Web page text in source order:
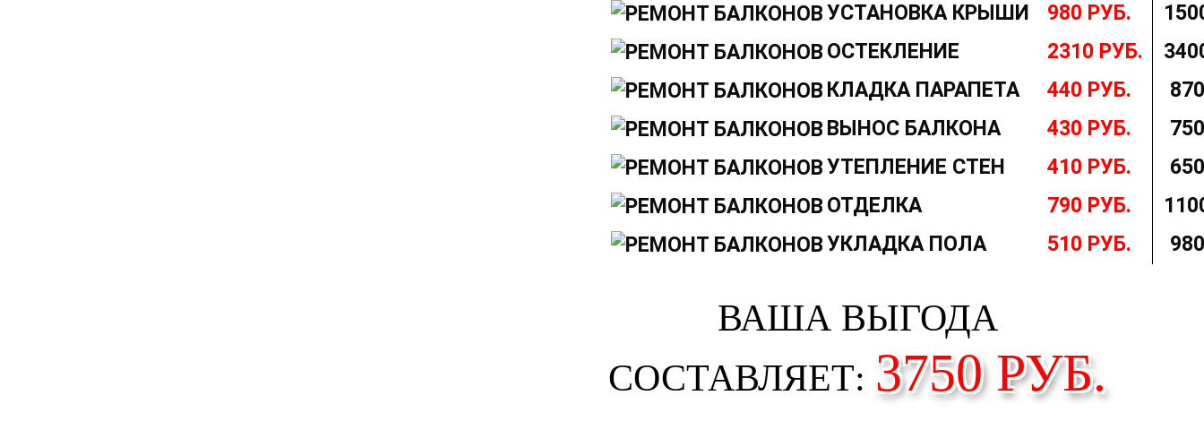
УСТАНОВКА КРЫШИ
980 РУБ.
ОСТЕКЛЕНИЕ
2310 РУБ.
КЛАДКА ПАРАПЕТА
440 РУБ.
ВЫНОС БАЛКОНА
430 РУБ.
УТЕПЛЕНИЕ СТЕН
410 РУБ.
ОТДЕЛКА
790 РУБ.
УКЛАДКА ПОЛА
510 РУБ.
ВАША ВЫГОДА
СОСТАВЛЯЕТ: 3750РУБ.